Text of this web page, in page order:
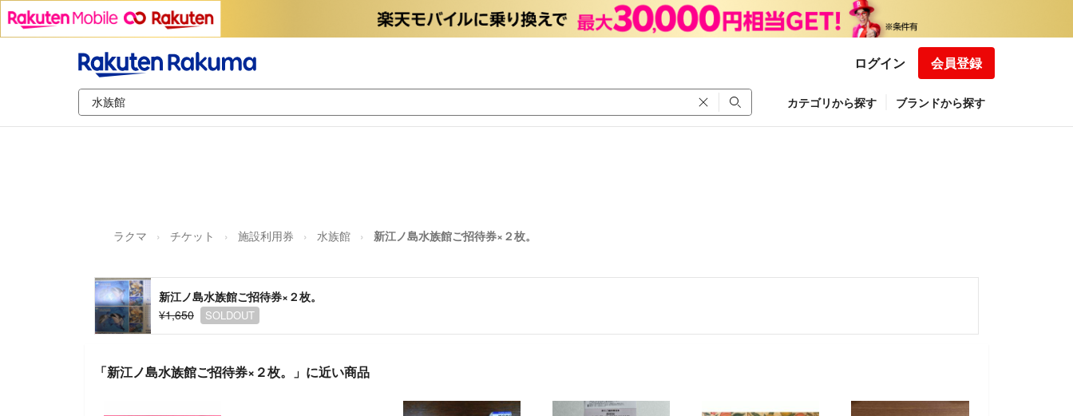
ログイン 会員登録
カテゴリから探す ブランドから探す
ラクマ チケット 施設利用券 水族館 新江ノ島水族館ご招待券×２枚。
新江ノ島水族館ご招待券×２枚。
¥1,650
SOLDOUT
「新江ノ島水族館ご招待券×２枚。」に近い商品